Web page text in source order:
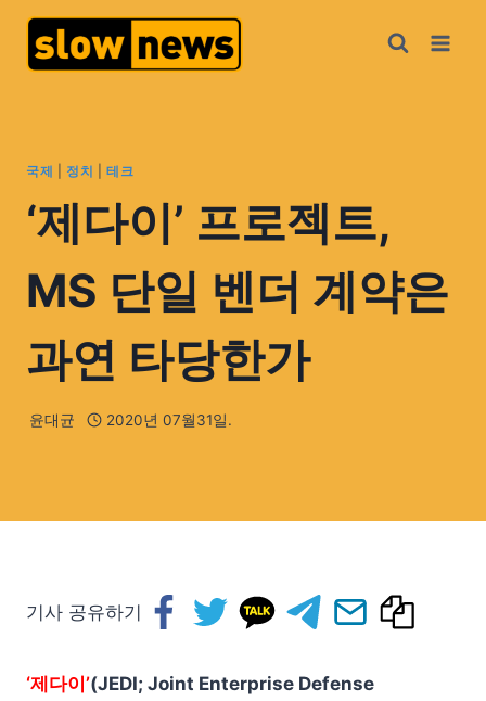
국제 정치 테크
‘제다이’ 프로젝트,
MS 단일 벤더 계약은
과연 타당한가
윤대균 2020년 07월31일.
기사 공유하기
‘제다이’(JEDI; Joint Enterprise Defense